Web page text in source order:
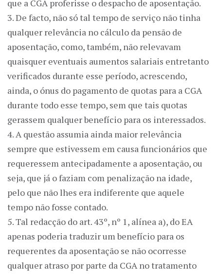
que a CGA proferisse o despacho de aposentação.
3. De facto, não só tal tempo de serviço não tinha
qualquer relevância no cálculo da pensão de
aposentação, como, também, não relevavam
quaisquer eventuais aumentos salariais entretanto
verificados durante esse período, acrescendo,
ainda, o ónus do pagamento de quotas para a CGA
durante todo esse tempo, sem que tais quotas
gerassem qualquer benefício para os interessados.
4. A questão assumia ainda maior relevância
sempre que estivessem em causa funcionários que
requeressem antecipadamente a aposentação, ou
seja, que já o faziam com penalização na idade,
pelo que não lhes era indiferente que aquele
tempo não fosse contado.
5. Tal redacção do art. 43º, nº 1, alínea a), do EA
apenas poderia traduzir um benefício para os
requerentes da aposentação se não ocorresse
qualquer atraso por parte da CGA no tratamento